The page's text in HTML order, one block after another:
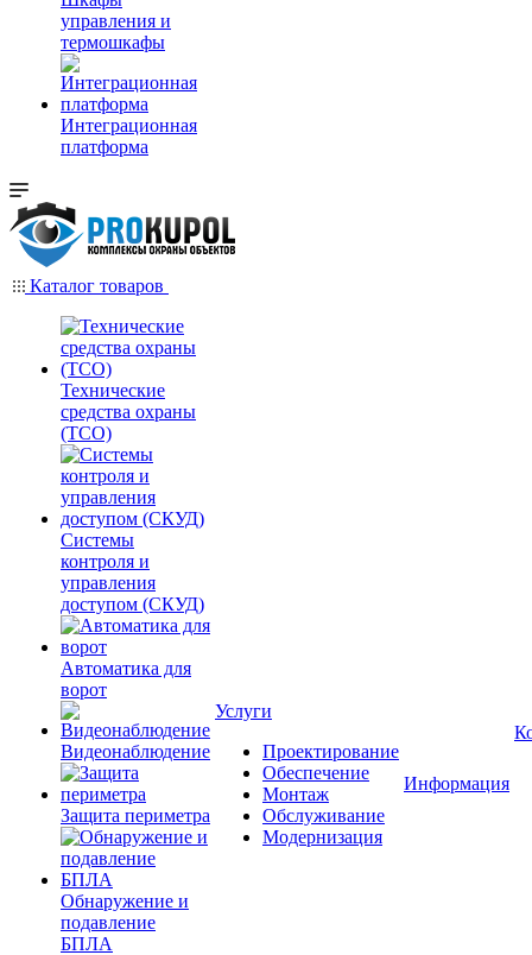
управления и
термошкафы
Интеграционная
платформа
Каталог товаров
Технические
средства охраны
(ТСО)
Системы
контроля и
управления
доступом (СКУД)
Автоматика для
ворот
Видеонаблюдение
Защита периметра
Обнаружение и
подавление
БПЛА
Услуги
Проектирование
Обеспечение
Монтаж
Обслуживание
Модернизация
Информация